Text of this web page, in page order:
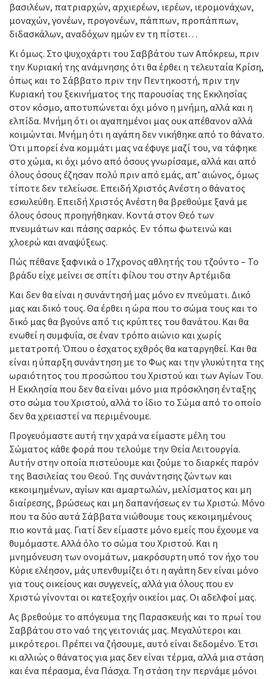
βασιλέων, πατριαρχών, αρχιερέων, ιερέων, ιερομονάχων,
μοναχών, γονέων, προγονέων, πάππων, προπάππων,
διδασκάλων, αναδόχων ημών εν τη πίστει…
Κι όμως. Στο ψυχοχάρτι του Σαββάτου των Απόκρεω, πριν
την Κυριακή της ανάμνησης ότι θα έρθει η τελευταία Κρίση,
όπως και το Σάββατο πριν την Πεντηκοστή, πριν την
Κυριακή του ξεκινήματος της παρουσίας της Εκκλησίας
στον κόσμο, αποτυπώνεται όχι μόνο η μνήμη, αλλά και η
ελπίδα. Μνήμη ότι οι αγαπημένοι μας ουκ απέθανον αλλά
κοιμώνται. Μνήμη ότι η αγάπη δεν νικήθηκε από το θάνατο.
Ότι μπορεί ένα κομμάτι μας να έφυγε μαζί του, να τάφηκε
στο χώμα, κι όχι μόνο από όσους γνωρίσαμε, αλλά και από
όλους όσους έζησαν πολύ πριν από εμάς, απ’ αιώνος, όμως
τίποτε δεν τελείωσε. Επειδή Χριστός Ανέστη ο θάνατος
εσκυλεύθη. Επειδή Χριστός Ανέστη θα βρεθούμε ξανά με
όλους όσους προηγήθηκαν. Κοντά στον Θεό των
πνευμάτων και πάσης σαρκός. Εν τόπω φωτεινώ και
χλοερώ και αναψύξεως.
Πώς πέθανε ξαφνικά ο 17χρονος αθλητής του τζούντο – Το
βράδυ είχε μείνει σε σπίτι φίλου του στην Αρτέμιδα
Και δεν θα είναι η συνάντησή μας μόνο εν πνεύματι. Δικό
μας και δικό τους. Θα έρθει η ώρα που το σώμα τους και το
δικό μας θα βγούνε από τις κρύπτες του θανάτου. Και θα
ενωθεί η συμφυΐα, σε έναν τρόπο αιώνιο και χωρίς
μετατροπή. Όπου ο έσχατος εχθρός θα καταργηθεί. Και θα
είναι η ύπαρξη συνάντηση με το Φως και την γλυκύτητα της
ωραιότητος του προσώπου του Χριστού και των Αγίων Του.
Η Εκκλησία που δεν θα είναι μόνο μια πρόσκληση ένταξης
στο σώμα του Χριστού, αλλά το ίδιο το Σώμα από το οποίο
δεν θα χρειαστεί να περιμένουμε.
Προγευόμαστε αυτή την χαρά να είμαστε μέλη του
Σώματος κάθε φορά που τελούμε την Θεία Λειτουργία.
Αυτήν στην οποία πιστεύουμε και ζούμε το διαρκές παρόν
της Βασιλείας του Θεού. Της συνάντησης ζώντων και
κεκοιμημένων, αγίων και αμαρτωλών, μελίσματος και μη
διαίρεσης, βρώσεως και μη δαπανήσεως εν τω Χριστώ. Μόνο
που τα δύο αυτά Σάββατα νιώθουμε τους κεκοιμημένους
πιο κοντά μας. Γιατί δεν είμαστε μόνο εμείς που έχουμε να
θυμόμαστε. Αλλά όλο το σώμα του Χριστού. Και η
μνημόνευση των ονομάτων, μακρόσυρτη υπό τον ήχο του
Κύριε ελέησον, μάς υπενθυμίζει ότι η αγάπη δεν είναι μόνο
για τους οικείους και συγγενείς, αλλά για όλους που εν
Χριστώ γίνονται οι κατεξοχήν οικείοι μας. Οι αδελφοί μας.
Ας βρεθούμε το απόγευμα της Παρασκευής και το πρωί του
Σαββάτου στο ναό της γειτονιάς μας. Μεγαλύτεροι και
μικρότεροι. Πρέπει να ζήσουμε, αυτό είναι δεδομένο. Έτσι
κι αλλιώς ο θάνατος για μας δεν είναι τέρμα, αλλά μια στάση
και ένα πέρασμα, ένα Πάσχα. Τη στάση την περνάμε μόνοι